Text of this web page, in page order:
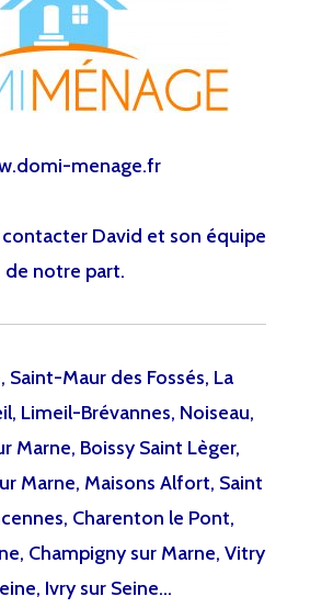
menage.fr
contacter David et son équipe
de notre part.
Saint-Maur des Fossés, La
Limeil-Brévannes, Noiseau,
Marne, Boissy Saint Lèger,
Marne, Maisons Alfort, Saint
Charenton le Pont,
Champigny sur Marne, Vitry
Ivry sur Seine…